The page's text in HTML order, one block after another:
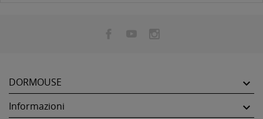
DORMOUSE 
Informazioni 